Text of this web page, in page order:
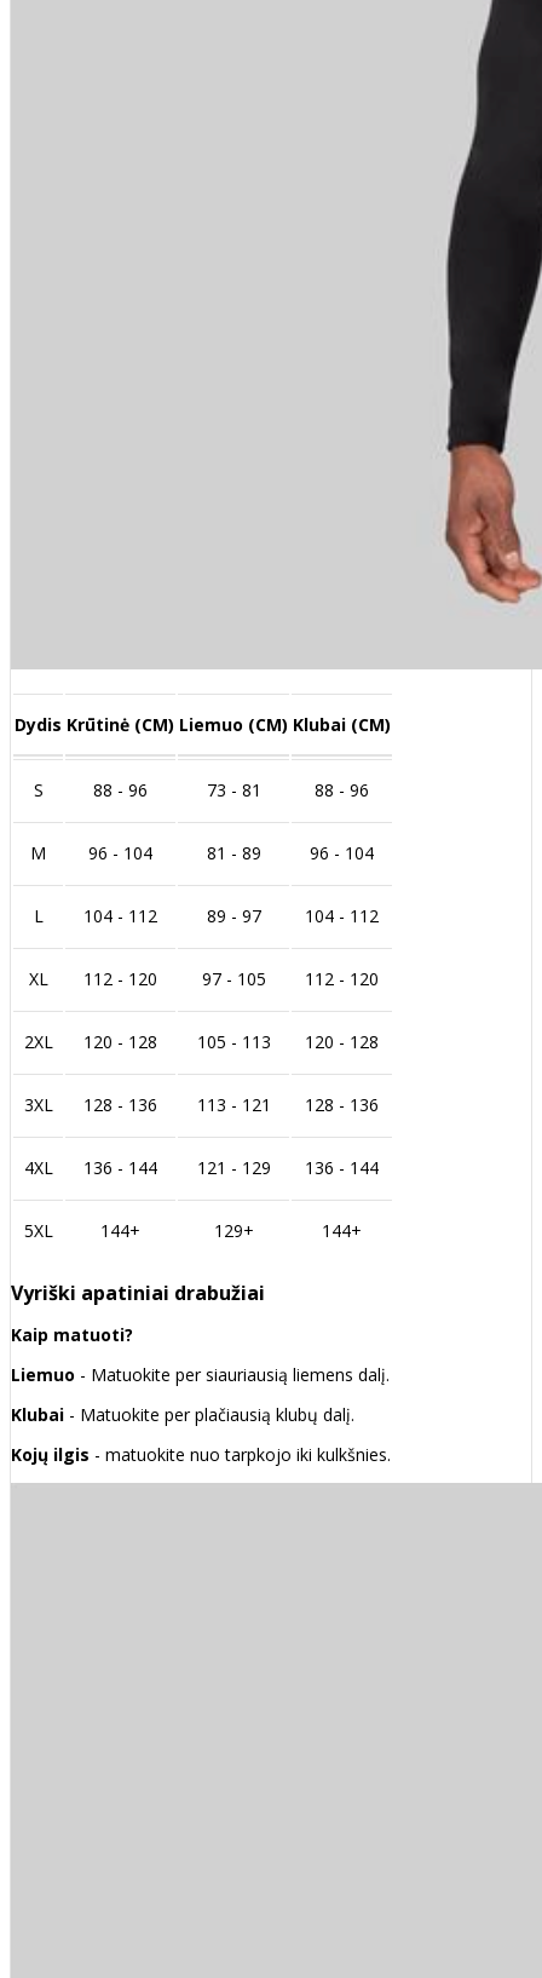
Dydis Krūtinė (CM) Liemuo (CM) Klubai (CM)
S 88 - 96 73 - 81 88 - 96
M 96 - 104 81 - 89 96 - 104
L 104 - 112 89 - 97 104 - 112
XL 112 - 120 97 - 105 112 - 120
2XL 120 - 128 105 - 113 120 - 128
3XL 128 - 136 113 - 121 128 - 136
4XL 136 - 144 121 - 129 136 - 144
5XL 144+ 129+ 144+
Vyriški apatiniai drabužiai
Kaip matuoti?
Liemuo - Matuokite per siauriausią liemens dalį.
Klubai - Matuokite per plačiausią klubų dalį.
Kojų ilgis - matuokite nuo tarpkojo iki kulkšnies.